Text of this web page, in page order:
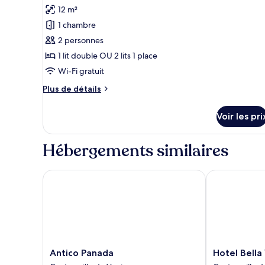
Classique,
grand
lit
photos
pour
ce
type
de
chambre :
Chambre
check-
in)
12 m²
1 chambre
2 personnes
1 lit double OU 2 lits 1 place
Wi-Fi gratuit
Plus de détails
Plus
le
type
de
Chambre
Voir les
Hébergements similaires
Antico
Panada
Antico Panada
Antico Panada
Hotel
Bella
Hotel Bella
Hotel Bella